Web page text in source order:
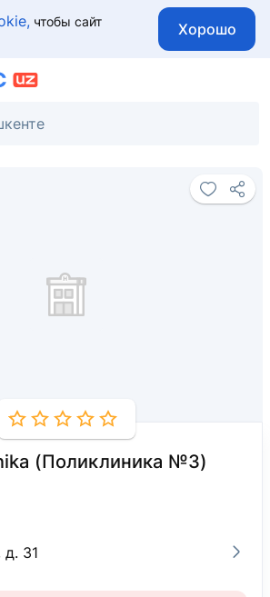
чтобы сайт
Хорошо
(Поликлиника №3)
д. 31